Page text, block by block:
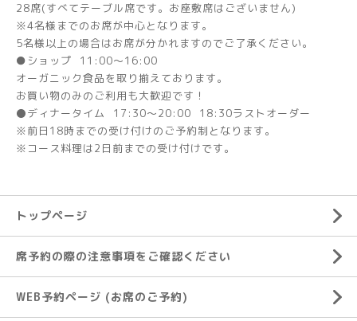
28席(すべてテーブル席です。お座敷席はございません)
※4名様までのお席が中心となります。
5名様以上の場合はお席が分かれますのでご了承ください。
●ショップ 11:00～16:00
オーガニック食品を取り揃えております。
お買い物のみのご利用も大歓迎です！
⚫ディナータイム 17:30～20:00 18:30ラストオーダー
※前日18時までの受け付けのご予約制となります。
※コース料理は2日前までの受け付けです。
トップページ
席予約の際の注意事項をご確認ください
WEB予約ページ (お席のご予約)